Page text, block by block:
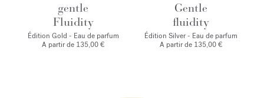
gentle
Fluidity
Édition Gold - Eau de parfum
A partir de 135,00 €
Gentle
fluidity
Édition Silver - Eau de parfum
A partir de 135,00 €